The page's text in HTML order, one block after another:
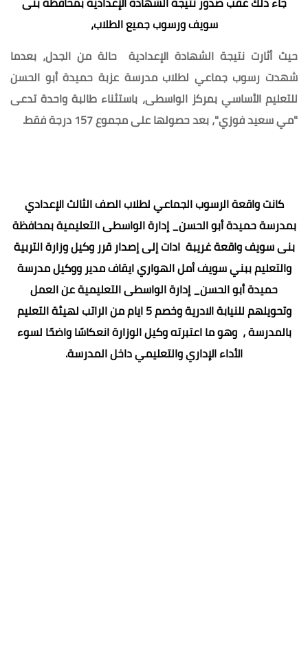
سويف ورسوب جميع الطلاب،
حيث أثارت نتيجة الشهادة الإعدادية حالة من الجدل، بعدما
شهدت رسوب جماعي لطلاب مدرسة عزبة حميدة أبو الحسن
للتعليم الأساسي بمركز الواسطى، باستثناء طالبة واحدة تدعى
"مي سعيد فوزي"، بعد حصولها على مجموع 157 درجة فقط.
كانت واقعة الرسوب الجماعي لطلاب الصف الثالث الإعدادي
بمدرسة حميدة أبو الحسن_ إدارة الواسطى التعليمية بمحافظة
بنى سويف واقعة غريبة ادات إلى إصدار قرر وكيل وزارة التربية
والتعليم ببني سويف أمل الهواري ايقاف مدير ووكيل مدرسة
حميدة أبو الحسن_ إدارة الواسطى التعليمية عن العمل
وتحويلهم للنيابة الادرية وخصم 5 ايام من الراتب لهيئة التعليم
بالمدرسة ، وهو ما اعتبرته وكيل الوزارة انعكاسًا واضحًا لسوء
الأداء الإداري والتعليمي داخل المدرسة.